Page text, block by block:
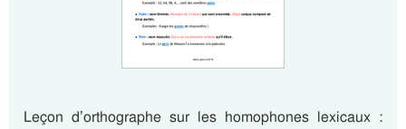
Leçon d’orthographe sur les homophones lexicaux :